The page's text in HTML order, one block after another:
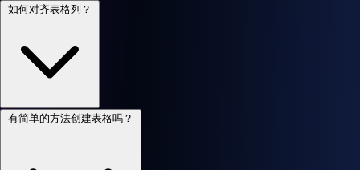
如何对齐表格列？
有简单的方法创建表格吗？